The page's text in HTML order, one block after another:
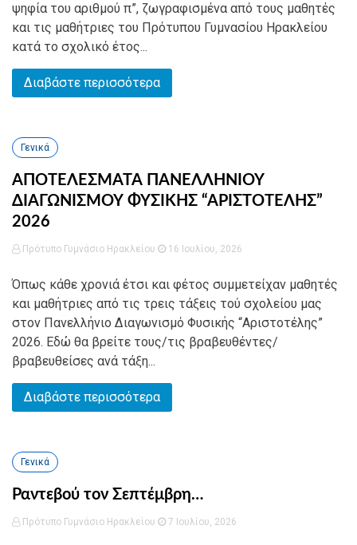
ψηφία του αριθμού π”, ζωγραφισμένα από τους μαθητές
και τις μαθήτριες του Πρότυπου Γυμνασίου Ηρακλείου
κατά το σχολικό έτος...
Διαβάστε περισσότερα
Γενικά
ΑΠΟΤΕΛΕΣΜΑΤΑ ΠΑΝΕΛΛΗΝΙΟΥ
ΔΙΑΓΩΝΙΣΜΟΥ ΦΥΣΙΚΗΣ “ΑΡΙΣΤΟΤΕΛΗΣ”
2026
Πρότυπο Γυμνάσιο Ηρακλείου 16 Ιουλίου, 2026
Όπως κάθε χρονιά έτσι και φέτος συμμετείχαν μαθητές
και μαθήτριες από τις τρεις τάξεις τού σχολείου μας
στον Πανελλήνιο Διαγωνισμό Φυσικής “Αριστοτέλης”
2026. Εδώ θα βρείτε τους/τις βραβευθέντες/
βραβευθείσες ανά τάξη...
Διαβάστε περισσότερα
Γενικά
Ραντεβού τον Σεπτέμβρη…
Πρότυπο Γυμνάσιο Ηρακλείου 7 Ιουλίου, 2026